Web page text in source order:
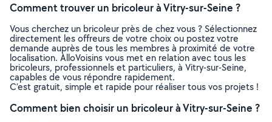
Comment trouver un bricoleur à Vitry-sur-Seine ?
Vous cherchez un bricoleur près de chez vous ? Sélectionnez
directement les offreurs de votre choix ou postez votre
demande auprès de tous les membres à proximité de votre
localisation. AlloVoisins vous met en relation avec tous les
bricoleurs, professionnels et particuliers, à Vitry-sur-Seine,
capables de vous répondre rapidement.
C’est gratuit, simple et rapide pour réaliser tous vos projets !
Comment bien choisir un bricoleur à Vitry-sur-Seine ?